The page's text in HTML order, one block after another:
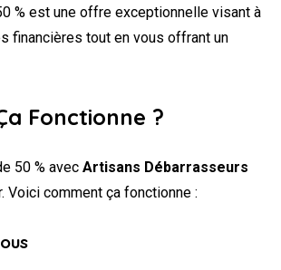
% est une offre exceptionnelle visant à
financières tout en vous offrant un
Fonctionne ?
50 % avec Artisans Débarrasseurs
Voici comment ça fonctionne :